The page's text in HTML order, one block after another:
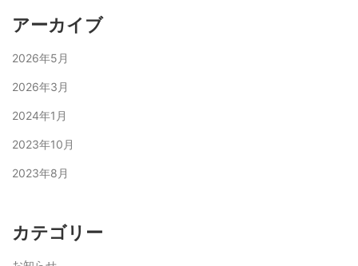
アーカイブ
2026年5月
2026年3月
2024年1月
2023年10月
2023年8月
カテゴリー